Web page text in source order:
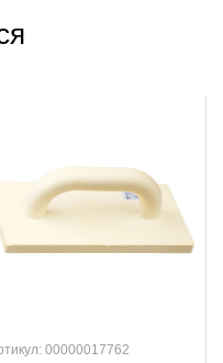
00000017762